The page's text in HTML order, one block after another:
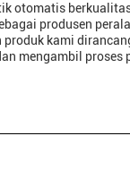
otomatis
produsen
kami
mengambil proses